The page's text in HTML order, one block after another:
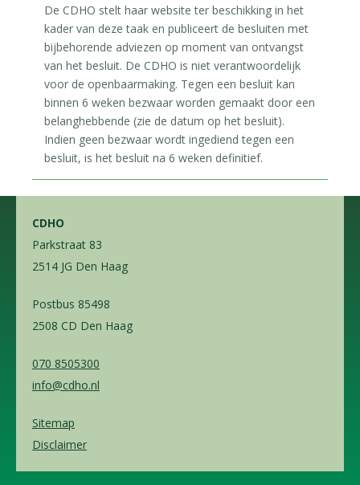
De CDHO stelt haar website ter beschikking in het
kader van deze taak en publiceert de besluiten met
bijbehorende adviezen op moment van ontvangst
van het besluit. De CDHO is niet verantwoordelijk
voor de openbaarmaking. Tegen een besluit kan
binnen 6 weken bezwaar worden gemaakt door een
belanghebbende (zie de datum op het besluit).
Indien geen bezwaar wordt ingediend tegen een
besluit, is het besluit na 6 weken definitief.
CDHO
Parkstraat 83
2514 JG Den Haag
Postbus 85498
2508 CD Den Haag
070 8505300
info@cdho.nl
Sitemap
Disclaimer